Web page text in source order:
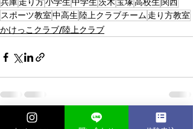
スポーツ教室中高生 陸上クラブチーム 走り方教室
かけっこクラブ/陸上クラブ
すべて表示